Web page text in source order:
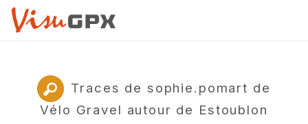
Traces de sophie.pomart de
Vélo Gravel autour de Estoublon